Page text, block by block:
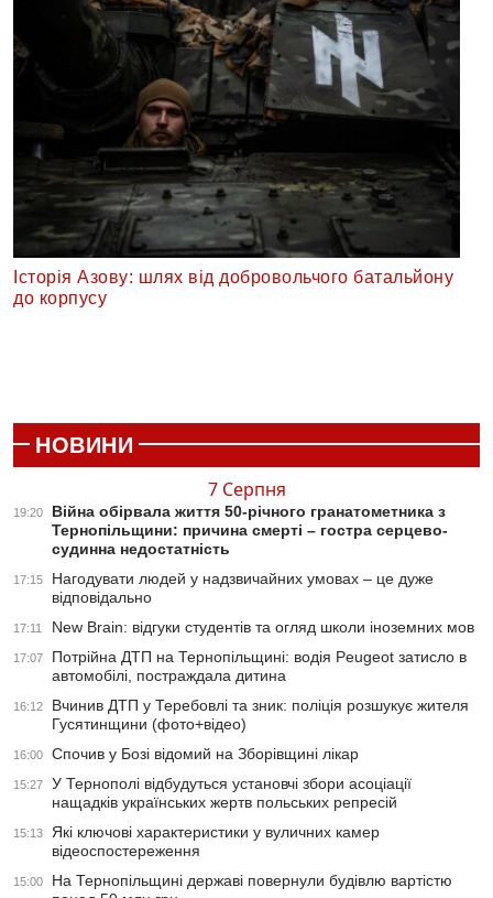
Історія Азову: шлях від добровольчого батальйону
до корпусу
НОВИНИ
7 Серпня
19:20
Війна обірвала життя 50-річного гранатометника з
Тернопільщини: причина смерті – гостра серцево-
судинна недостатність
17:15
Нагодувати людей у надзвичайних умовах – це дуже
відповідально
17:11 New Brain: відгуки студентів та огляд школи іноземних мов
17:07
Потрійна ДТП на Тернопільщині: водія Peugeot затисло в
автомобілі, постраждала дитина
16:12
Вчинив ДТП у Теребовлі та зник: поліція розшукує жителя
Гусятинщини (фото+відео)
16:00 Спочив у Бозі відомий на Зборівщині лікар
15:27
У Тернополі відбудуться установчі збори асоціації
нащадків українських жертв польських репресій
15:13
Які ключові характеристики у вуличних камер
відеоспостереження
15:00
На Тернопільщині державі повернули будівлю вартістю